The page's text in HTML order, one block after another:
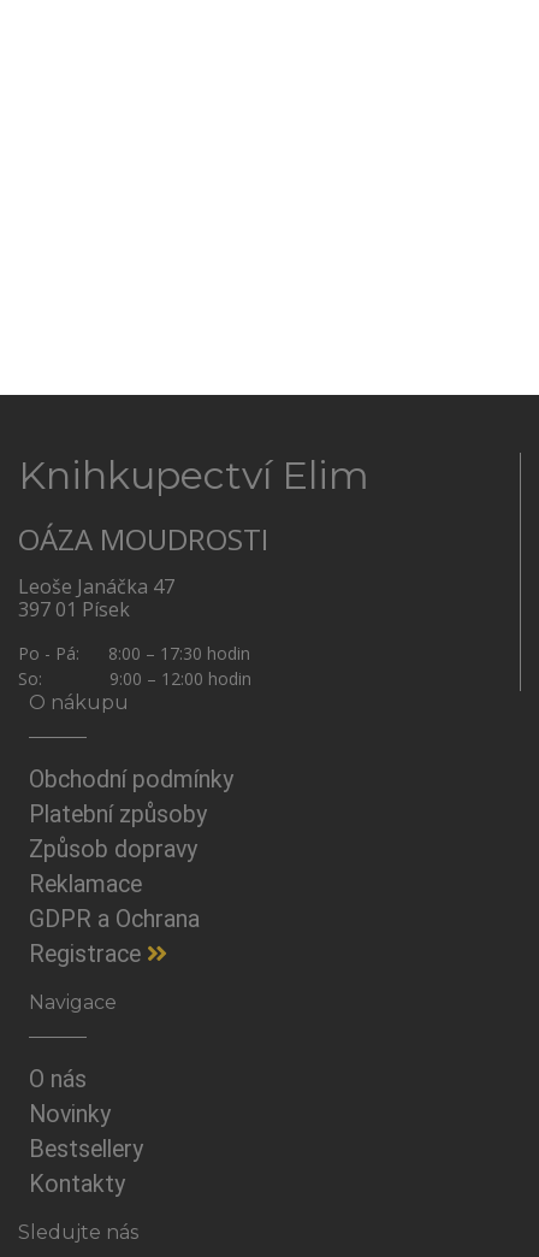
Knihkupectví Elim
OÁZA MOUDROSTI
Leoše Janáčka 47
397 01 Písek
Po - Pá: 8:00 – 17:30 hodin
So: 9:00 – 12:00 hodin
O nákupu
Obchodní podmínky
Platební způsoby
Způsob dopravy
Reklamace
GDPR a Ochrana
Registrace
Navigace
O nás
Novinky
Bestsellery
Kontakty
Sledujte nás